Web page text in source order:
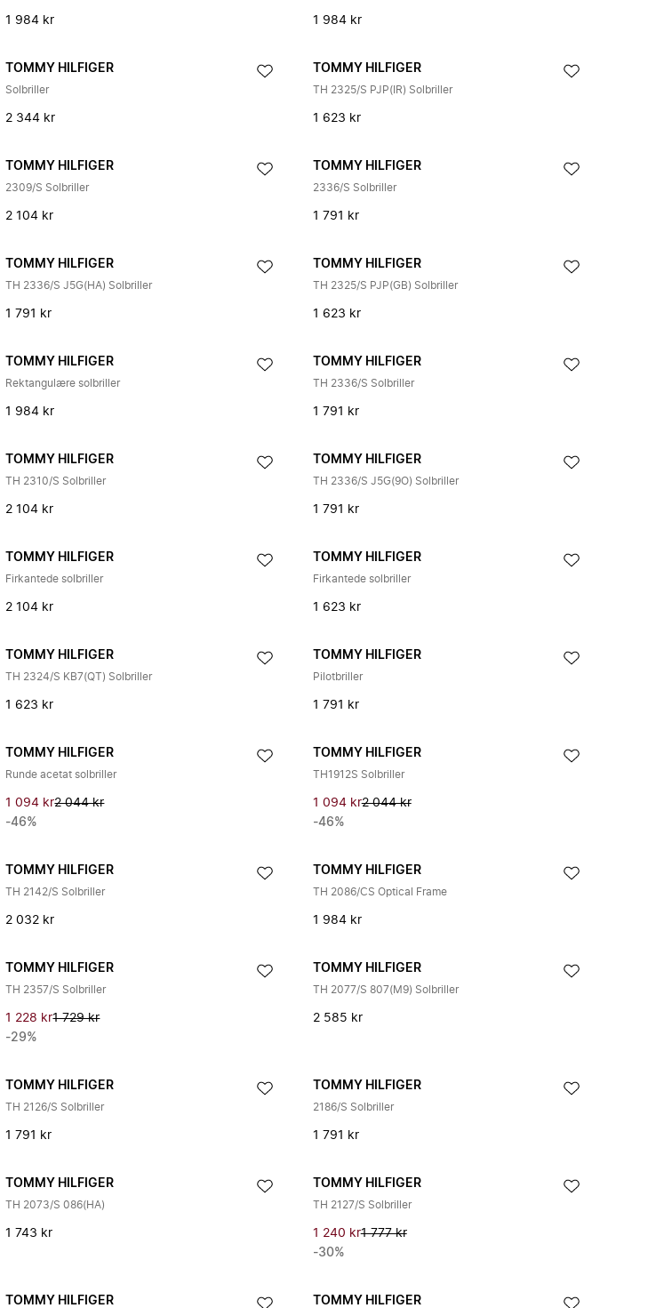
1 984 kr 1 984 kr
TOMMY HILFIGER
Solbriller
2 344 kr
TOMMY HILFIGER
TH 2325/S PJP(IR) Solbriller
1 623 kr
TOMMY HILFIGER
2309/S Solbriller
2 104 kr
TOMMY HILFIGER
2336/S Solbriller
1 791 kr
TOMMY HILFIGER
TH 2336/S J5G(HA) Solbriller
1 791 kr
TOMMY HILFIGER
TH 2325/S PJP(GB) Solbriller
1 623 kr
TOMMY HILFIGER
Rektangulære solbriller
1 984 kr
TOMMY HILFIGER
TH 2336/S Solbriller
1 791 kr
TOMMY HILFIGER
TH 2310/S Solbriller
2 104 kr
TOMMY HILFIGER
TH 2336/S J5G(9O) Solbriller
1 791 kr
TOMMY HILFIGER
Firkantede solbriller
2 104 kr
TOMMY HILFIGER
Firkantede solbriller
1 623 kr
TOMMY HILFIGER
TH 2324/S KB7(QT) Solbriller
1 623 kr
TOMMY HILFIGER
Pilotbriller
1 791 kr
TOMMY HILFIGER
Runde acetat solbriller
1 094 kr2 044 kr
-46%
TOMMY HILFIGER
TH1912S Solbriller
1 094 kr2 044 kr
-46%
TOMMY HILFIGER
TH 2142/S Solbriller
2 032 kr
TOMMY HILFIGER
TH 2086/CS Optical Frame
1 984 kr
TOMMY HILFIGER
TH 2357/S Solbriller
1 228 kr1 729 kr
-29%
TOMMY HILFIGER
TH 2077/S 807(M9) Solbriller
2 585 kr
TOMMY HILFIGER
TH 2126/S Solbriller
1 791 kr
TOMMY HILFIGER
2186/S Solbriller
1 791 kr
TOMMY HILFIGER
TH 2073/S 086(HA)
1 743 kr
TOMMY HILFIGER
TH 2127/S Solbriller
1 240 kr1 777 kr
-30%
TOMMY HILFIGER TOMMY HILFIGER